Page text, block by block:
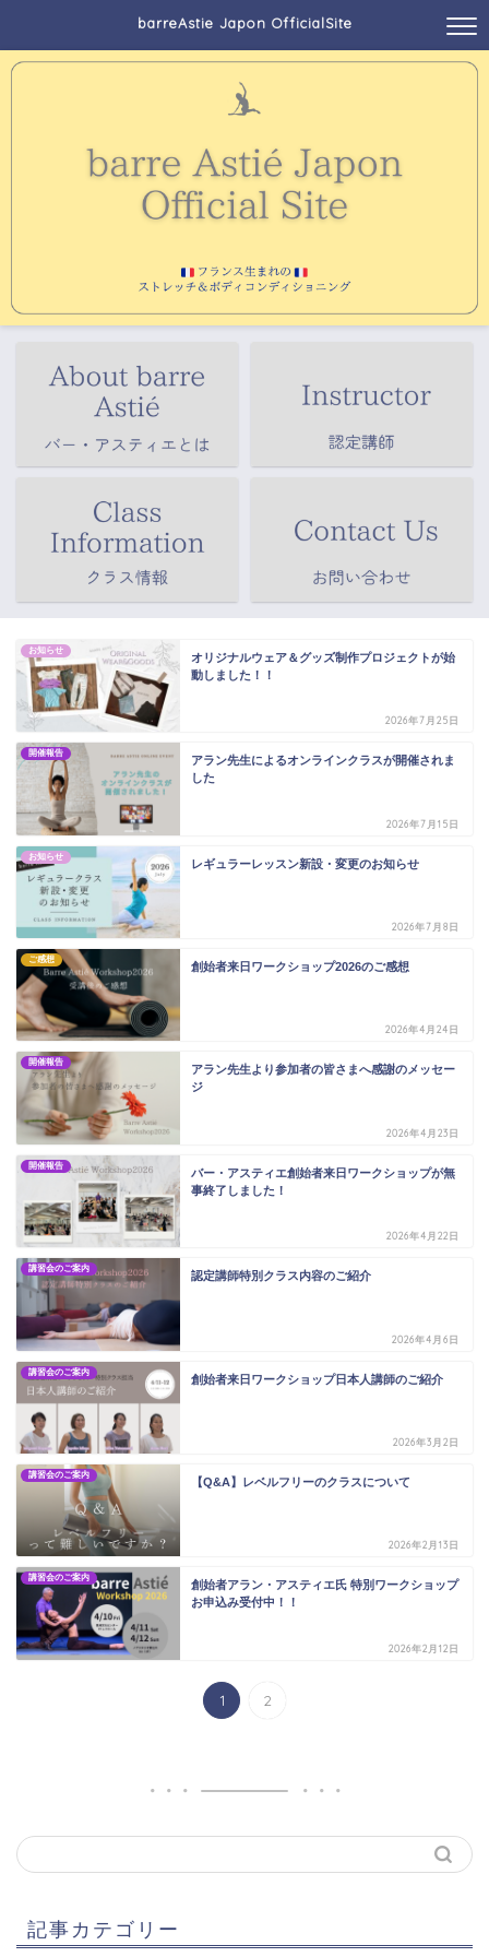
barreAstie Japon OfficialSite
お知らせ
オリジナルウェア＆グッズ制作プロジェクトが始
動しました！！
2026年7月25日
開催報告
アラン先生によるオンラインクラスが開催されま
した
2026年7月15日
お知らせ
レギュラーレッスン新設・変更のお知らせ
2026年7月8日
ご感想
創始者来日ワークショップ2026のご感想
2026年4月24日
開催報告
アラン先生より参加者の皆さまへ感謝のメッセー
ジ
2026年4月23日
開催報告
バー・アスティエ創始者来日ワークショップが無
事終了しました！
2026年4月22日
講習会のご案内
認定講師特別クラス内容のご紹介
2026年4月6日
講習会のご案内
創始者来日ワークショップ日本人講師のご紹介
2026年3月2日
講習会のご案内
【Q&A】レベルフリーのクラスについて
2026年2月13日
講習会のご案内
創始者アラン・アスティエ氏 特別ワークショップ
お申込み受付中！！
2026年2月12日
1 2
記事カテゴリー